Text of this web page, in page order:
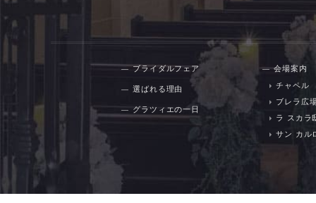
ブライダルフェア
選ばれる理由
グラツィエの一日
会場案内
チャペル
ブレラ広
ラ スカラ
サン カル